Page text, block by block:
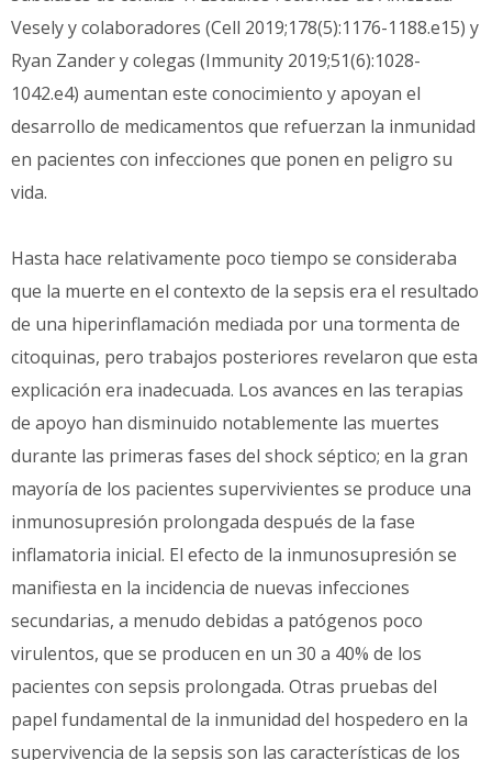
Vesely y colaboradores (Cell 2019;178(5):1176-1188.e15) y
Ryan Zander y colegas (Immunity 2019;51(6):1028-
1042.e4) aumentan este conocimiento y apoyan el
desarrollo de medicamentos que refuerzan la inmunidad
en pacientes con infecciones que ponen en peligro su
vida.
Hasta hace relativamente poco tiempo se consideraba
que la muerte en el contexto de la sepsis era el resultado
de una hiperinflamación mediada por una tormenta de
citoquinas, pero trabajos posteriores revelaron que esta
explicación era inadecuada. Los avances en las terapias
de apoyo han disminuido notablemente las muertes
durante las primeras fases del shock séptico; en la gran
mayoría de los pacientes supervivientes se produce una
inmunosupresión prolongada después de la fase
inflamatoria inicial. El efecto de la inmunosupresión se
manifiesta en la incidencia de nuevas infecciones
secundarias, a menudo debidas a patógenos poco
virulentos, que se producen en un 30 a 40% de los
pacientes con sepsis prolongada. Otras pruebas del
papel fundamental de la inmunidad del hospedero en la
supervivencia de la sepsis son las características de los